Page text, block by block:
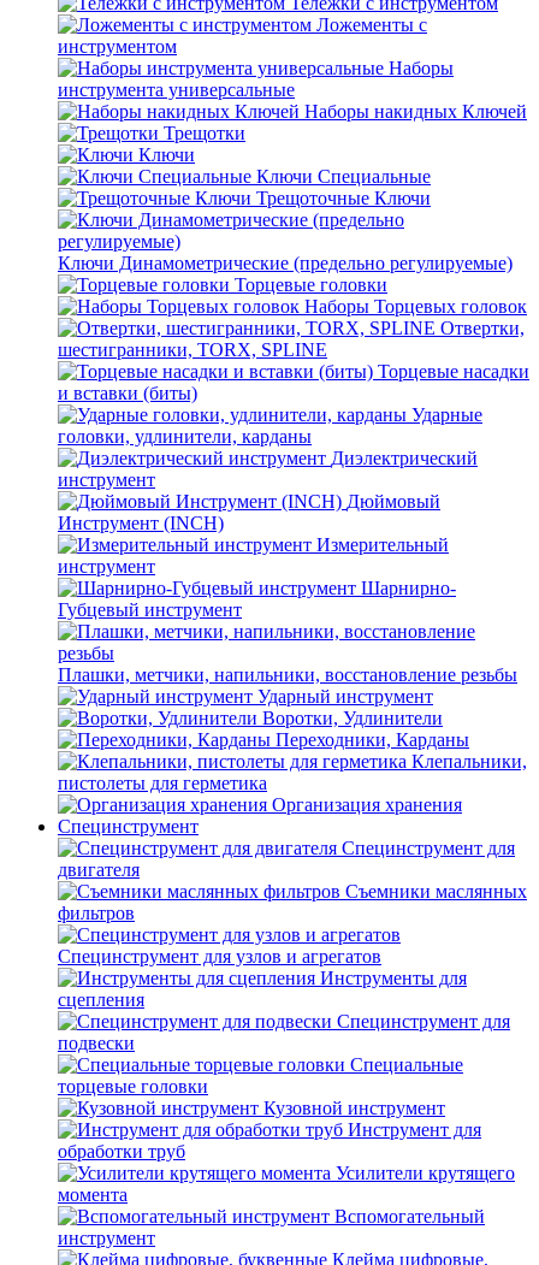
Ложементы с
инструментом
Наборы
инструмента универсальные
Наборы накидных Ключей
Трещотки
Ключи
Ключи Специальные
Трещоточные Ключи
Ключи Динамометрические (предельно регулируемые)
Торцевые головки
Наборы Торцевых головок
Отвертки,
шестигранники, TORX, SPLINE
Торцевые насадки
и вставки (биты)
Ударные
головки, удлинители, карданы
Диэлектрический
инструмент
Дюймовый
Инструмент (INCH)
Измерительный
инструмент
Шарнирно-
Губцевый инструмент
Плашки, метчики, напильники, восстановление резьбы
Ударный инструмент
Воротки, Удлинители
Переходники, Карданы
Клепальники,
пистолеты для герметика
Организация хранения
Специнструмент
Специнструмент для
двигателя
Съемники маслянных
фильтров
Специнструмент для узлов и агрегатов
Инструменты для
сцепления
Специнструмент для
подвески
Специальные
торцевые головки
Кузовной инструмент
Инструмент для
обработки труб
Усилители крутящего
момента
Вспомогательный
инструмент
Клейма цифровые,